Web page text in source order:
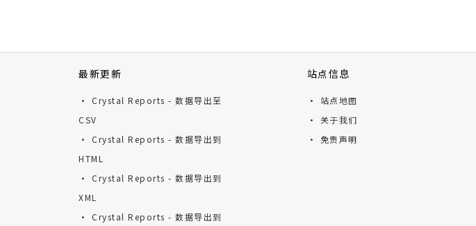
最新更新
· Crystal Reports - 数据导出至
CSV
· Crystal Reports - 数据导出到
HTML
· Crystal Reports - 数据导出到
XML
· Crystal Reports - 数据导出到
站点信息
· 站点地图
· 关于我们
· 免责声明